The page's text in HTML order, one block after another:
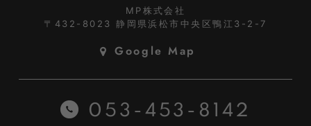
MP株式会社
〒432-8023静岡県浜松市中央区鴨江3-2-7
Google Map
053-453-8142